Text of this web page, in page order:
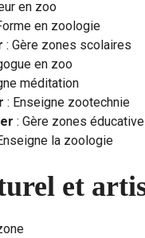
en zoo
en zoologie
: Gère zones scolaires
en zoo
méditation
: Enseigne zootechnie
: Gère zones
la zoologie
et